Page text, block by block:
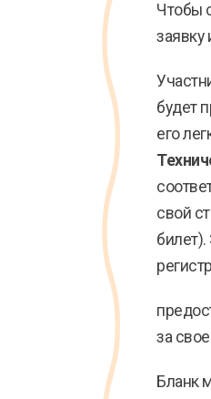
Чтобы
заявку
будет
его
свой
за
Бланк